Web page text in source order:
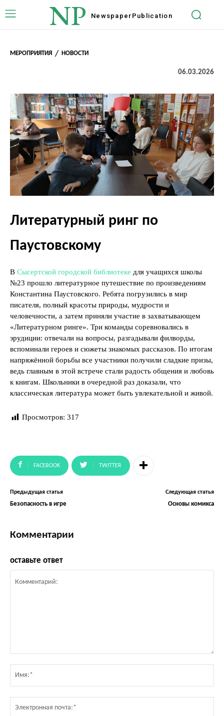
NP Newspaper Publication
МЕРОПРИЯТИЯ НОВОСТИ
06.03.2026
Литературный ринг по
Паустовскому
В Сысертской городской библиотеке для учащихся школы
№23 прошло литературное путешествие по произведениям
Константина Паустовского. Ребята погрузились в мир
писателя, полный красоты природы, мудрости и
человечности, а затем приняли участие в захватывающем
«Литературном ринге». Три команды соревновались в
эрудиции: отвечали на вопросы, разгадывали филворды,
вспоминали героев и сюжеты знакомых рассказов. По итогам
напряжённой борьбы все участники получили сладкие призы,
ведь главным в этой встрече стали радость общения и любовь
к книгам. Школьники в очередной раз доказали, что
классическая литература может быть увлекательной и живой.
Просмотров: 317
FACEBOOK TWITTER
Предыдущая статья
Безопасность в игре
Следующая статья
Основы комикса
Комментарии
оставьте ответ